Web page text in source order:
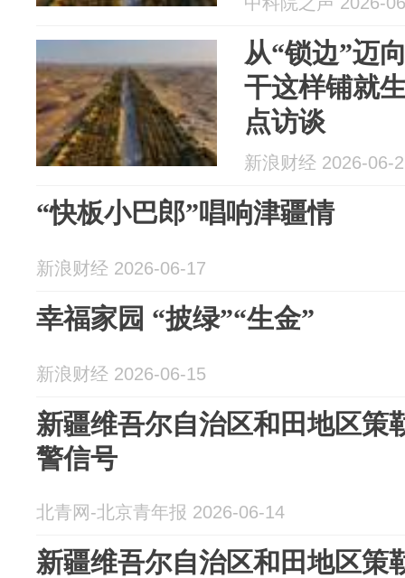
从“锁边”迈
干这样铺就
点访谈
新浪财经 2026-06-
“快板小巴郎”唱响津疆情
新浪财经 2026-06-17
幸福家园 “披绿”“生金”
新浪财经 2026-06-15
新疆维吾尔自治区和田地区策
警信号
北青网-北京青年报 2026-06-14
新疆维吾尔自治区和田地区策